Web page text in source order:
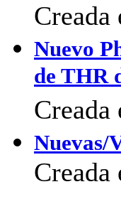
Nuevo
de THR
Nuevas/